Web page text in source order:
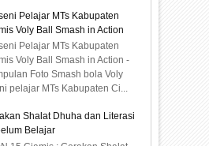
Pelajar MTs Kabupaten
Voly Ball Smash in Action
Pelajar MTs Kabupaten
Voly Ball Smash in Action -
Foto Smash bola Voly
pelajar MTs Kabupaten Ci...
Shalat Dhuha dan Literasi
Belajar